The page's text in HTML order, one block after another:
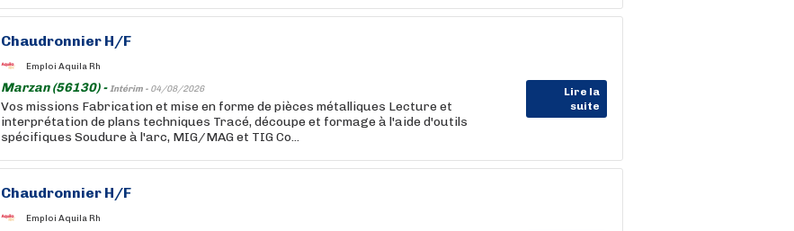
Chaudronnier H/F
Emploi Aquila Rh
Marzan (56130) -Intérim - 04/08/2026
Lire la
suite
Vos missions Fabrication et mise en forme de pièces métalliques Lecture et
interprétation de plans techniques Tracé, découpe et formage à l'aide d'outils
spécifiques Soudure à l'arc, MIG/MAG et TIG Co...
Chaudronnier H/F
Emploi Aquila Rh